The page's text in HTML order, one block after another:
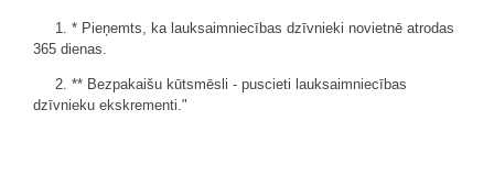
1. * Pieņemts, ka lauksaimniecības dzīvnieki novietnē atrodas
365 dienas.
2. ** Bezpakaišu kūtsmēsli - puscieti lauksaimniecības
dzīvnieku ekskrementi."